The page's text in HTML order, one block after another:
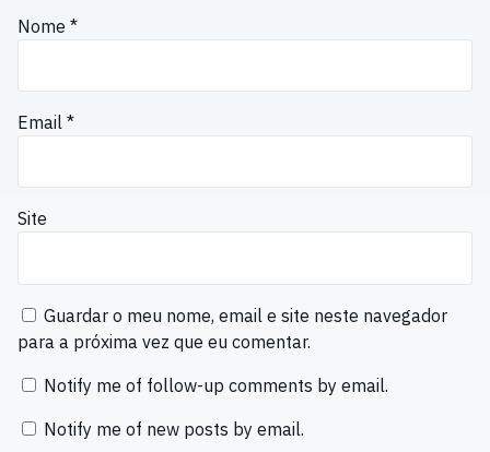
Nome *
Email *
Site
Guardar o meu nome, email e site neste navegador
para a próxima vez que eu comentar.
Notify me of follow-up comments by email.
Notify me of new posts by email.